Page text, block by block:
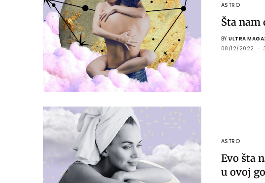
ASTRO
Šta nam
BY ULTRA
08/12/2022
ASTRO
Evo šta
u ovoj